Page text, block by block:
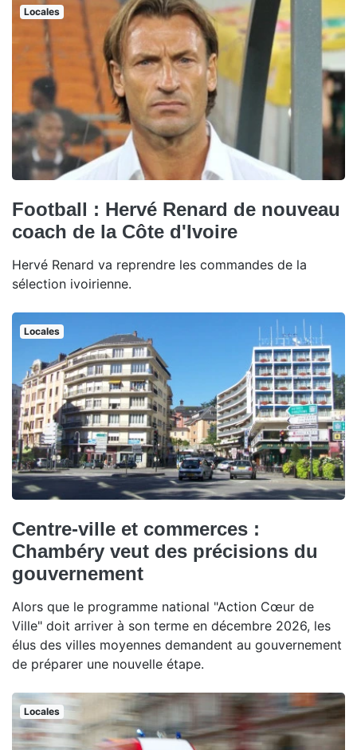
Locales
Football : Hervé Renard de nouveau
coach de la Côte d'Ivoire
Hervé Renard va reprendre les commandes de la
sélection ivoirienne.
Locales
Centre-ville et commerces :
Chambéry veut des précisions du
gouvernement
Alors que le programme national "Action Cœur de
Ville" doit arriver à son terme en décembre 2026, les
élus des villes moyennes demandent au gouvernement
de préparer une nouvelle étape.
Locales